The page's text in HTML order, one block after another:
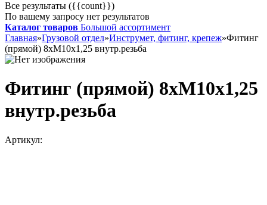
Все результаты ({{count}})
По вашему запросу нет результатов
Каталог товаров Большой ассортимент
Главная»Грузовой отдел»Инструмет, фитинг, крепеж»Фитинг
(прямой) 8хМ10х1,25 внутр.резьба
Фитинг (прямой) 8хМ10х1,25
внутр.резьба
Артикул: